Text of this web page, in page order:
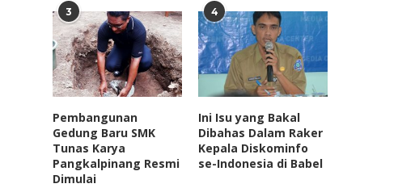
3
Pembangunan
Gedung Baru SMK
Tunas Karya
Pangkalpinang Resmi
Dimulai
4
Ini Isu yang Bakal
Dibahas Dalam Raker
Kepala Diskominfo
se-Indonesia di Babel